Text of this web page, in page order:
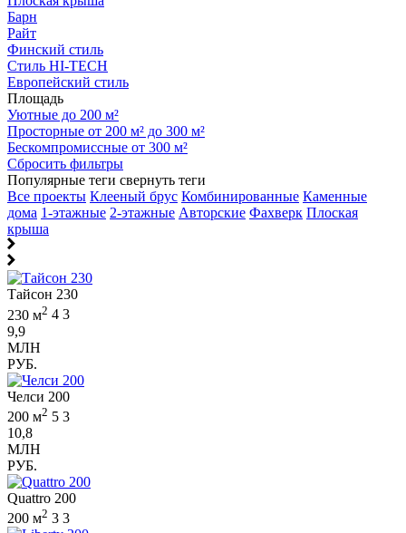
Барн
Райт
Финский стиль
Стиль HI-TECH
Европейский стиль
Площадь
Уютные до 200 м²
Просторные от 200 м² до 300 м²
Бескомпромиссные от 300 м²
Сбросить фильтры
Популярные теги свернуть теги
Все проекты Клееный брус Комбинированные Каменные
дома 1-этажные 2-этажные Авторские Фахверк Плоская
крыша
Тайсон 230
230 м2 4 3
9,9
МЛН
РУБ.
Челси 200
200 м2 5 3
10,8
МЛН
РУБ.
Quattro 200
200 м2 3 3